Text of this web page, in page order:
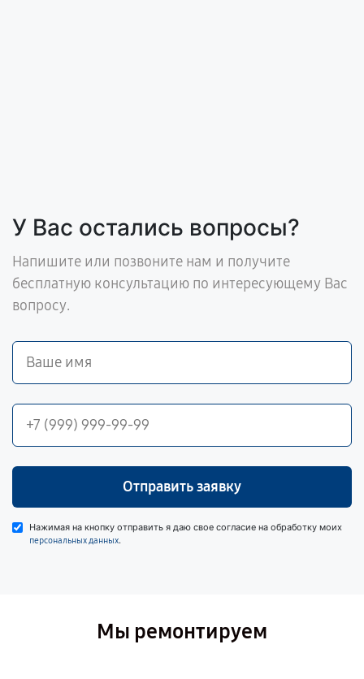
У Вас остались вопросы?
Напишите или позвоните нам и получите
бесплатную консультацию по интересующему Вас
вопросу.
Отправить заявку
Нажимая на кнопку отправить я даю свое согласие на обработку моих
персональных данных.
Мы ремонтируем